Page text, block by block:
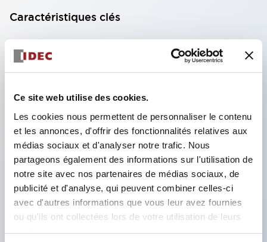
Ce site web utilise des cookies.
Les cookies nous permettent de personnaliser le contenu
et les annonces, d'offrir des fonctionnalités relatives aux
médias sociaux et d'analyser notre trafic. Nous
partageons également des informations sur l'utilisation de
notre site avec nos partenaires de médias sociaux, de
publicité et d'analyse, qui peuvent combiner celles-ci
avec d'autres informations que vous leur avez fournies
ou qu'ils ont collectées lors de votre utilisation de leurs
services.
Caractéristiques clés
Unité d'affichage compacte avec 8 types de
surfaces lumineuses au choix.
surface ultra-haute luminosité.
Réduction du temps de câblage grâce à la
structure à bornes SS, intégration du capot de
borne et du corps, et structure anti-chute des vis.
Utilisation d'une plaque de liaison avec capot,
éliminant le besoin de capot de protection contre
les chocs électriques (lors de l'utilisation avec